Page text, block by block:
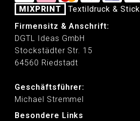
MIXPRINT
Textildruck & Stick
Firmensitz & Anschrift:
DGTL Ideas GmbH
Stockstädter Str. 15
64560 Riedstadt
Geschäftsführer:
Michael Stremmel
Besondere Links